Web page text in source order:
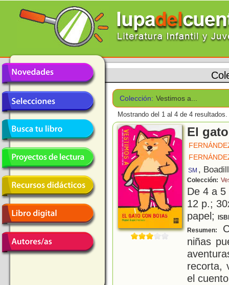
Colección: Vestimos a...
Mostrando del 1 al 4 de 4 resultados.
El
SM ,
Colección:
De 4 a
12 p.;
papel;
Resumen:
niñas
recorta,
el